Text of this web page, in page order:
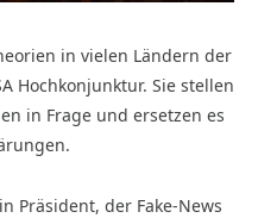
in vielen Ländern der
Hochkonjunktur. Sie stellen
in Frage und ersetzen es
Präsident, der Fake-News